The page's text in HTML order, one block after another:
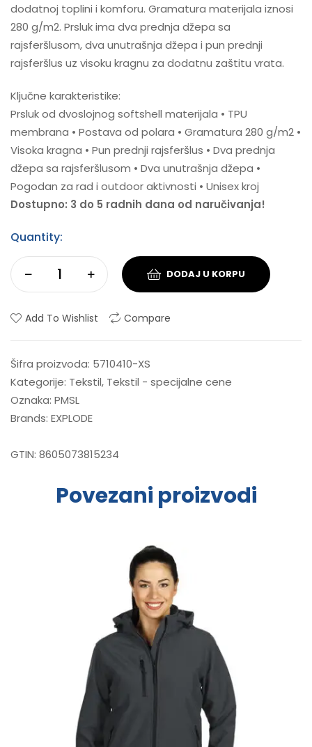
dodatnoj toplini i komforu. Gramatura materijala iznosi
280 g/m2. Prsluk ima dva prednja džepa sa
rajsferšlusom, dva unutrašnja džepa i pun prednji
rajsferšlus uz visoku kragnu za dodatnu zaštitu vrata.
Ključne karakteristike:
Prsluk od dvoslojnog softshell materijala • TPU
membrana • Postava od polara • Gramatura 280 g/m2 •
Visoka kragna • Pun prednji rajsferšlus • Dva prednja
džepa sa rajsferšlusom • Dva unutrašnja džepa •
Pogodan za rad i outdoor aktivnosti • Unisex kroj
Dostupno: 3 do 5 radnih dana od naručivanja!
Quantity:
DODAJ U KORPU
Add To Wishlist Compare
Šifra proizvoda: 5710410-XS
Kategorije: Tekstil, Tekstil - specijalne cene
Oznaka: PMSL
Brands: EXPLODE
GTIN: 8605073815234
Povezani proizvodi